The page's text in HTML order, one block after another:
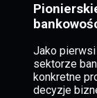
Jako
sektorze
konkretne
decyzje